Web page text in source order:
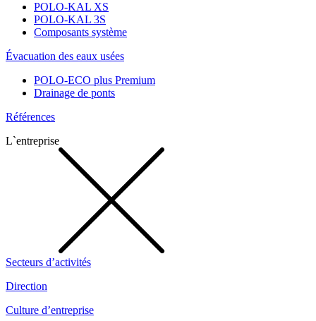
POLO-KAL XS
POLO-KAL 3S
Composants système
Évacuation des eaux usées
POLO-ECO plus Premium
Drainage de ponts
Références
L`entreprise
Secteurs d’activités
Direction
Culture d’entreprise